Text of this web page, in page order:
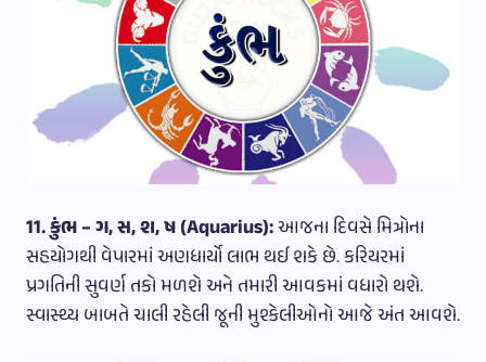
11. કુંભ – ગ, સ, શ, ષ (Aquarius):આજના દિવસે મિત્રોના
સહયોગથી વેપારમાં અણધાર્યો લાભ થઈ શકે છે. કરિયરમાં
પ્રગતિની સુવર્ણ તકો મળશે અને તમારી આવકમાં વધારો થશે.
સ્વાસ્થ્ય બાબતે ચાલી રહેલી જૂની મુશ્કેલીઓનો આજે અંત આવશે.